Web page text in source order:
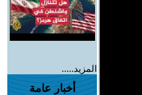
المزيد.....
أخبار عامة